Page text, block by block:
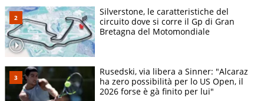
Silverstone, le caratteristiche del
circuito dove si corre il Gp di Gran
Bretagna del Motomondiale
Rusedski, via libera a Sinner: "Alcaraz
ha zero possibilità per lo US Open, il
2026 forse è gà finito per lui"